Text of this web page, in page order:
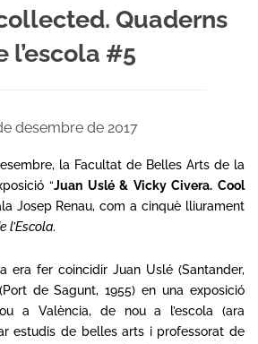
Quaderns
l’escola #5
desembre de 2017
la Facultat de Belles Arts de la
“Juan Uslé & Vicky Civera. Cool
Josep Renau, com a cinquè lliurament
l’Escola.
era fer coincidir Juan Uslé (Santander,
de Sagunt, 1955) en una exposició
a València, de nou a l’escola (ara
estudis de belles arts i professorat de